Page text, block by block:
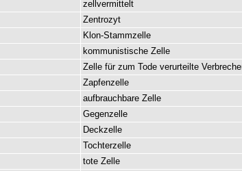
zellvermittelt
Zentrozyt
Klon-Stammzelle
kommunistische Zelle
Zelle für zum Tode verurteilte
Zapfenzelle
aufbrauchbare Zelle
Gegenzelle
Deckzelle
Tochterzelle
tote Zelle